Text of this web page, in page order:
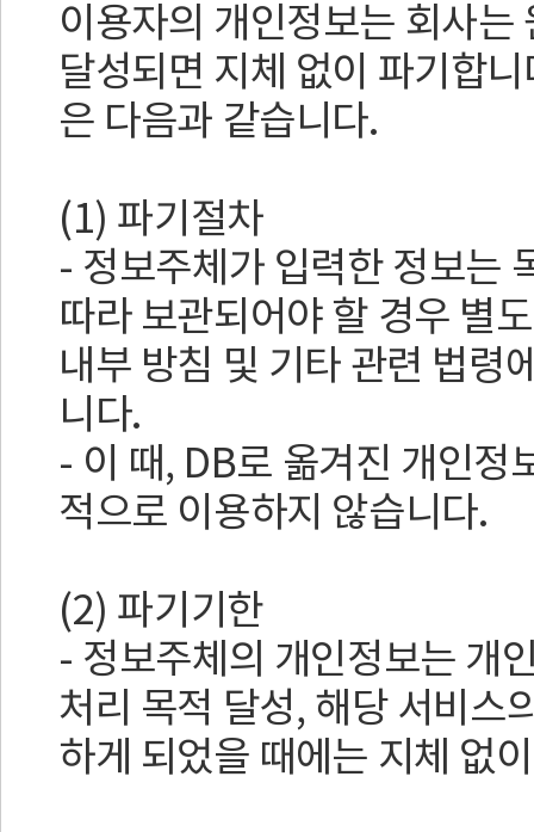
이용자의 개인정보는 회사
달성되면 지체 없이 파기합
은 다음과 같습니다.
(1) 파기절차
- 정보주체가 입력한 정보는
따라 보관되어야 할 경우 별
내부 방침 및 기타 관련 법령
니다.
- 이 때, DB로 옮겨진 개인정
적으로 이용하지 않습니다.
(2) 파기기한
- 정보주체의 개인정보는 개
처리 목적 달성, 해당 서비스
하게 되었을 때에는 지체 없